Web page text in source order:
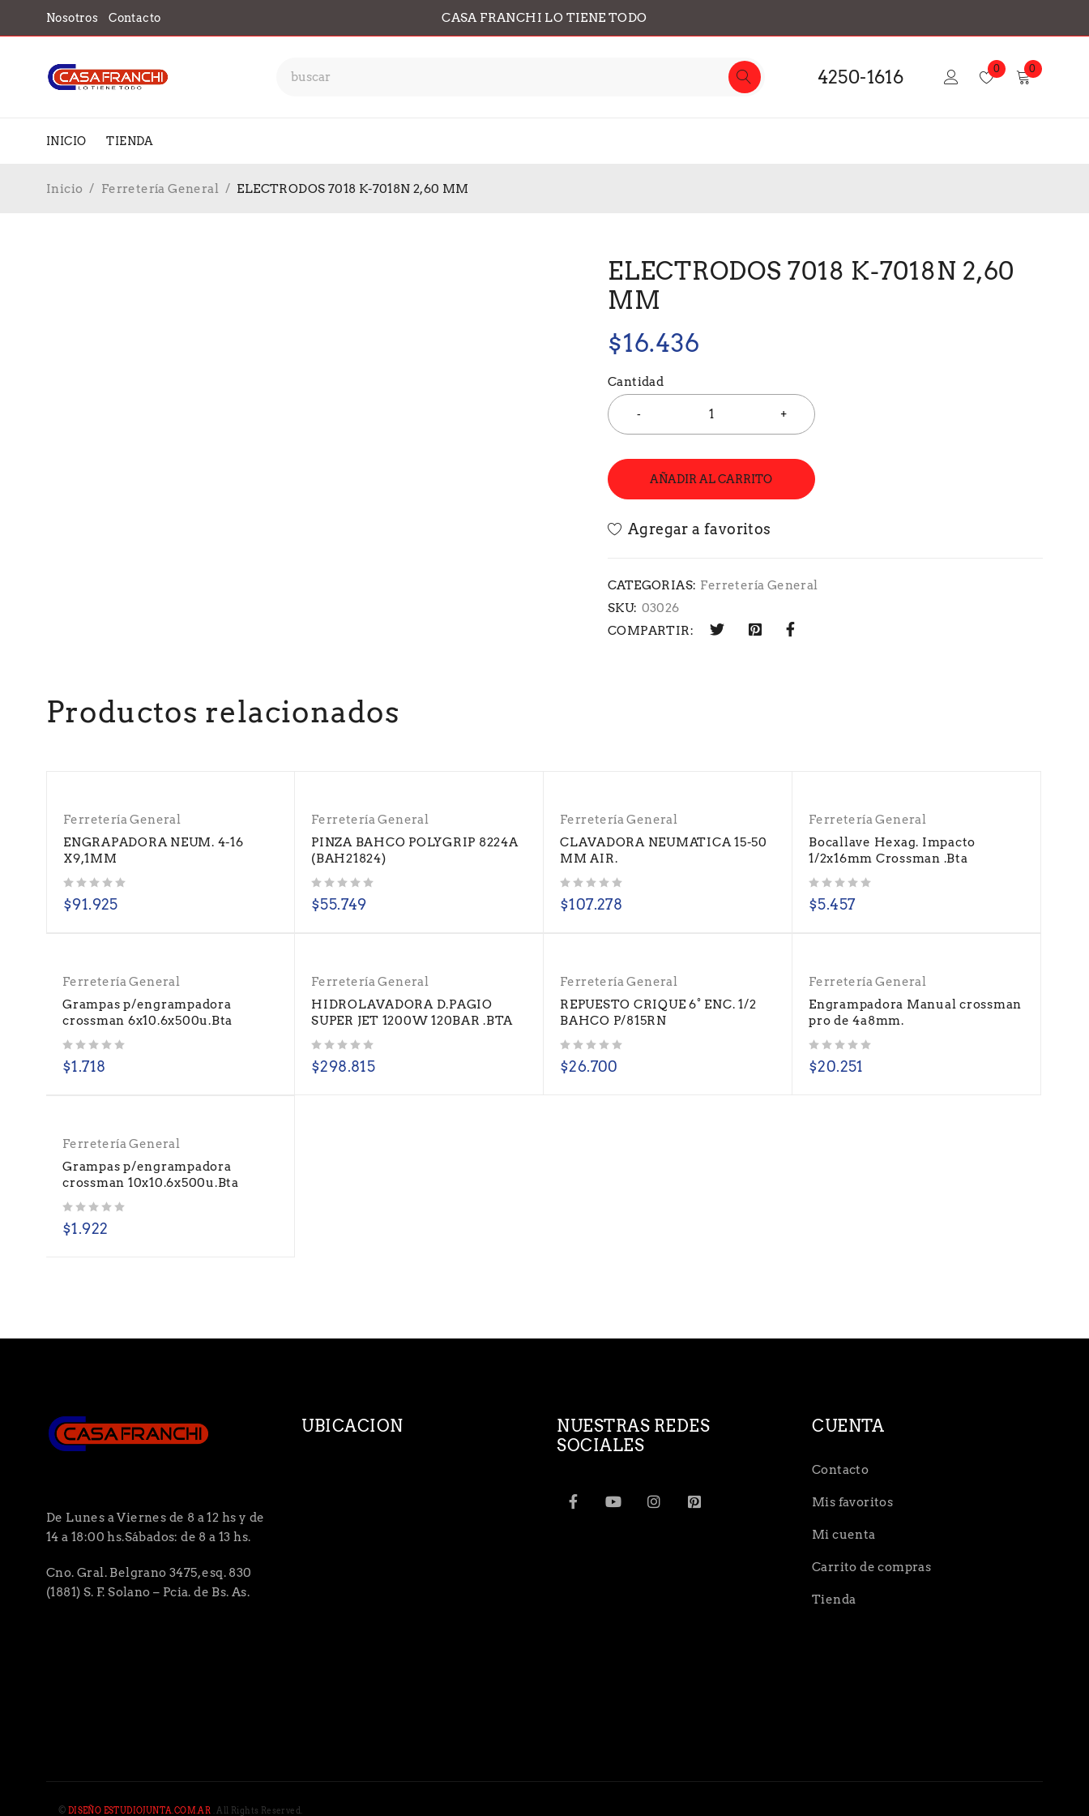
Nosotros Contacto CASA FRANCHI LO TIENE TODO
4250-1616 0 0
INICIO TIENDA
Inicio / Ferretería General / ELECTRODOS 7018 K-7018N 2,60 MM
ELECTRODOS 7018 K-7018N 2,60
MM
$16.436
Cantidad
AÑADIR AL CARRITO
CATEGORIAS: Ferretería General
SKU: 03026
COMPARTIR:
Productos relacionados
Ferretería General
ENGRAPADORA NEUM. 4-16
X9,1MM
$91.925
Ferretería General
PINZA BAHCO POLYGRIP 8224A
(BAH21824)
$55.749
Ferretería General
CLAVADORA NEUMATICA 15-50
MM AIR.
$107.278
Ferretería General
Bocallave Hexag. Impacto
1/2x16mm Crossman .Bta
$5.457
Ferretería General
Grampas p/engrampadora
crossman 6x10.6x500u.Bta
$1.718
Ferretería General
HIDROLAVADORA D.PAGIO
SUPER JET 1200W 120BAR .BTA
$298.815
Ferretería General
REPUESTO CRIQUE 6° ENC. 1/2
BAHCO P/815RN
$26.700
Ferretería General
Engrampadora Manual crossman
pro de 4a8mm.
$20.251
Ferretería General
Grampas p/engrampadora
crossman 10x10.6x500u.Bta
$1.922
De Lunes a Viernes de 8 a 12 hs y de
14 a 18:00 hs.Sábados: de 8 a 13 hs.
Cno. Gral. Belgrano 3475, esq. 830
(1881) S. F. Solano – Pcia. de Bs. As.
UBICACION
NUESTRAS REDES
SOCIALES
CUENTA
Contacto
Mis favoritos
Mi cuenta
Carrito de compras
Tienda
© DISEÑO ESTUDIOJUNTA.COM.AR . All Rights Reserved.